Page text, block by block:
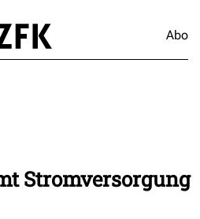
Abo
Stromversorgung